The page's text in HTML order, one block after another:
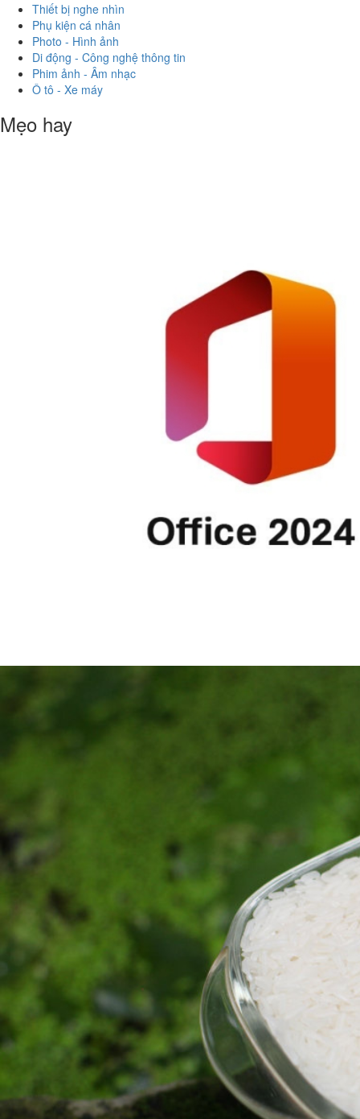
Thiết bị nghe nhìn
Phụ kiện cá nhân
Photo - Hình ảnh
Di động - Công nghệ thông tin
Phim ảnh - Âm nhạc
Ô tô - Xe máy
Mẹo hay